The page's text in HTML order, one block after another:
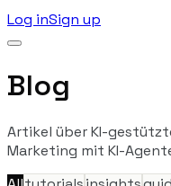
Log inSign up
Blog
Artikel über KI-
Marketing mit KI-